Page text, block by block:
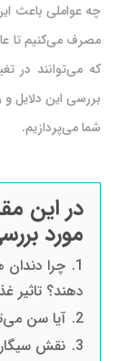
چه عواملی باعث
مصرف می‌کنیم تا
که می‌توانند در
بررسی این دلایل
شما می‌پردازیم.
در این
مورد
1. چرا
دهند؟ تاثیر
2. آیا سن
3. نقش